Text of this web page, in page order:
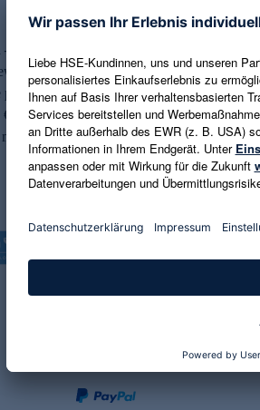
10 € Gutschein erhalten
abonnieren und aktuelle Trends,
E-Mail erhalten. Als Dankeschön
Gutschein. Eine Abmeldung ist jederzeit in